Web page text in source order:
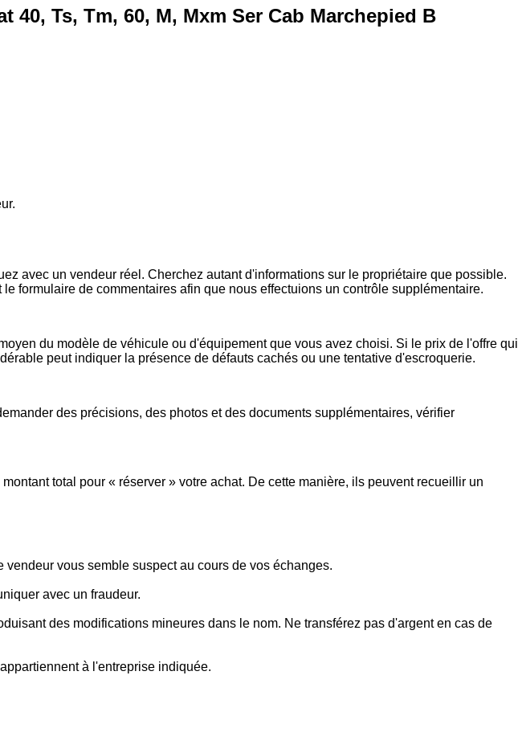
Ts, Tm, 60, M, Mxm Ser Cab Marchepied B
avec un vendeur réel. Cherchez autant d'informations sur le propriétaire que possible.
formulaire de commentaires afin que nous effectuions un contrôle supplémentaire.
du modèle de véhicule ou d'équipement que vous avez choisi. Si le prix de l'offre qui
peut indiquer la présence de défauts cachés ou une tentative d'escroquerie.
des précisions, des photos et des documents supplémentaires, vérifier
total pour « réserver » votre achat. De cette manière, ils peuvent recueillir un
vous semble suspect au cours de vos échanges.
avec un fraudeur.
des modifications mineures dans le nom. Ne transférez pas d'argent en cas de
à l'entreprise indiquée.